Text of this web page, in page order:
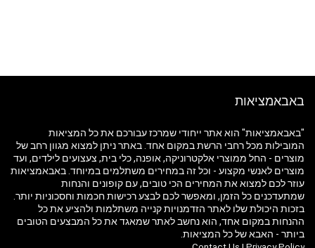
באבאמציאות
"באבאמציאות" הוא אתר ייחודי שמרכז עבורכם את כל המציאות
המובילות מכל רחבי הרשת במקום אחד. באתר ניתן למצוא מגוון רחב של
מוצרים - החל ממוצרי אלקטרוניקה, אופנה, כלי בית, צעצועים לילדים, ועד
מוצרים לאנשי מקצוע - וכל זה במחירים משתלמים במיוחד. באבאמציאות
עוזר לכם למצוא את המחירים הכי טובים, עם קופונים והנחות
שמתעדכנים כל הזמן, ומאפשר לכם לבצע רכישות חכמות וחסכוניות יותר.
בזכות היכולת שלו לאתר הזדמנויות קנייה משתלמות ולהציע את כל
ההנחות במקום אחד, הוא נחשב לאתר שמאגד את כל המבצעים הטובים
ביותר - האבא של כל המציאות.